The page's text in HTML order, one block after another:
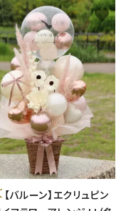
【バルーン】エクリュピン
favorite